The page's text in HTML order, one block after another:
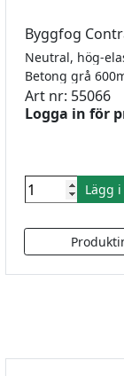
Byggfog
Betong grå
Art nr: 55066
Logga in för
Lägg